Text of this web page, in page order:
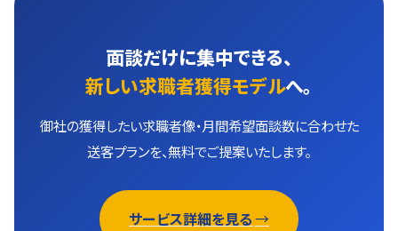
面談だけに集中できる、
新しい求職者獲得モデルへ。
御社の獲得したい求職者像・月間希望面談数に合わせた
送客プランを、無料でご提案いたします。
サービス詳細を見る